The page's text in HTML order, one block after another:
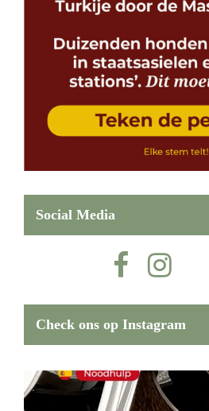
Social Media
Check ons op Instagram